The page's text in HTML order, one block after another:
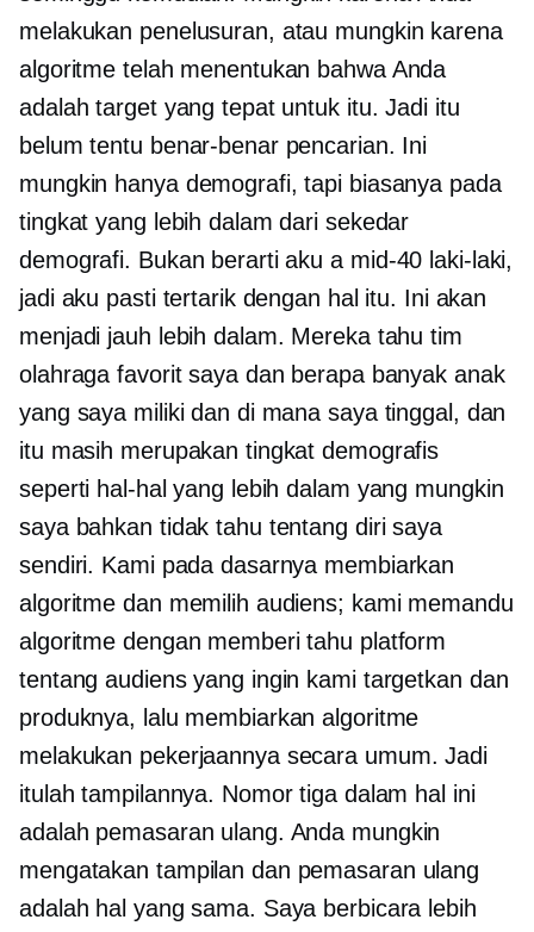
melakukan penelusuran, atau mungkin karena
algoritme telah menentukan bahwa Anda
adalah target yang tepat untuk itu. Jadi itu
belum tentu benar-benar pencarian. Ini
mungkin hanya demografi, tapi biasanya pada
tingkat yang lebih dalam dari sekedar
demografi. Bukan berarti aku a mid-40 laki-laki,
jadi aku pasti tertarik dengan hal itu. Ini akan
menjadi jauh lebih dalam. Mereka tahu tim
olahraga favorit saya dan berapa banyak anak
yang saya miliki dan di mana saya tinggal, dan
itu masih merupakan tingkat demografis
seperti hal-hal yang lebih dalam yang mungkin
saya bahkan tidak tahu tentang diri saya
sendiri. Kami pada dasarnya membiarkan
algoritme dan memilih audiens; kami memandu
algoritme dengan memberi tahu platform
tentang audiens yang ingin kami targetkan dan
produknya, lalu membiarkan algoritme
melakukan pekerjaannya secara umum. Jadi
itulah tampilannya. Nomor tiga dalam hal ini
adalah pemasaran ulang. Anda mungkin
mengatakan tampilan dan pemasaran ulang
adalah hal yang sama. Saya berbicara lebih